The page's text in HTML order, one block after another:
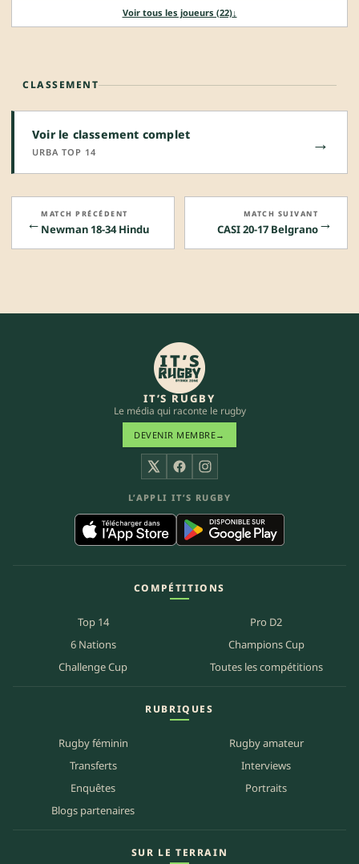
Voir tous les joueurs (22)↓
CLASSEMENT
Voir le classement complet
URBA TOP 14 →
← MATCH PRÉCÉDENT
Newman 18-34 Hindu →
MATCH SUIVANT
CASI 20-17 Belgrano
IT’S RUGBY
Le média qui raconte le rugby
DEVENIR MEMBRE→
X FacebookInstagram
L’APPLI IT’S RUGBY
COMPÉTITIONS
Top 14
Pro D2
6 Nations
Champions Cup
Challenge Cup
Toutes les compétitions
RUBRIQUES
Rugby féminin
Rugby amateur
Transferts
Interviews
Enquêtes
Portraits
Blogs partenaires
SUR LE TERRAIN